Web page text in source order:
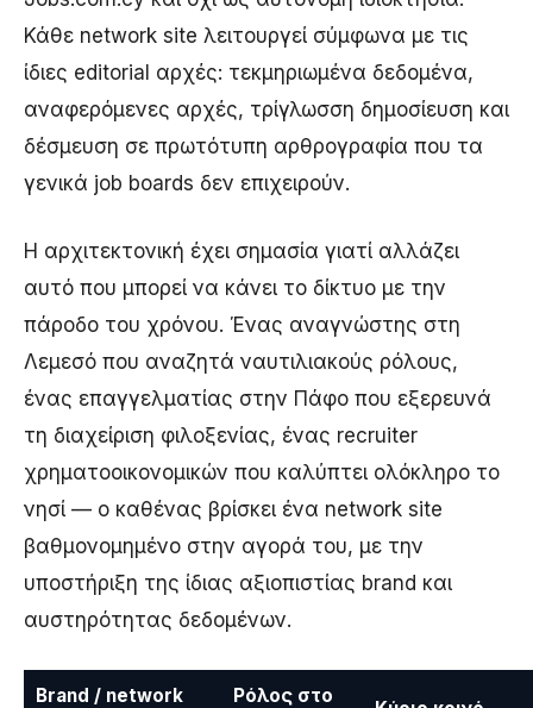
Κάθε network site λειτουργεί σύμφωνα με τις
ίδιες editorial αρχές: τεκμηριωμένα δεδομένα,
αναφερόμενες αρχές, τρίγλωσση δημοσίευση και
δέσμευση σε πρωτότυπη αρθρογραφία που τα
γενικά job boards δεν επιχειρούν.
Η αρχιτεκτονική έχει σημασία γιατί αλλάζει
αυτό που μπορεί να κάνει το δίκτυο με την
πάροδο του χρόνου. Ένας αναγνώστης στη
Λεμεσό που αναζητά ναυτιλιακούς ρόλους,
ένας επαγγελματίας στην Πάφο που εξερευνά
τη διαχείριση φιλοξενίας, ένας recruiter
χρηματοοικονομικών που καλύπτει ολόκληρο το
νησί — ο καθένας βρίσκει ένα network site
βαθμονομημένο στην αγορά του, με την
υποστήριξη της ίδιας αξιοπιστίας brand και
αυστηρότητας δεδομένων.
Brand / network
Ρόλος στο